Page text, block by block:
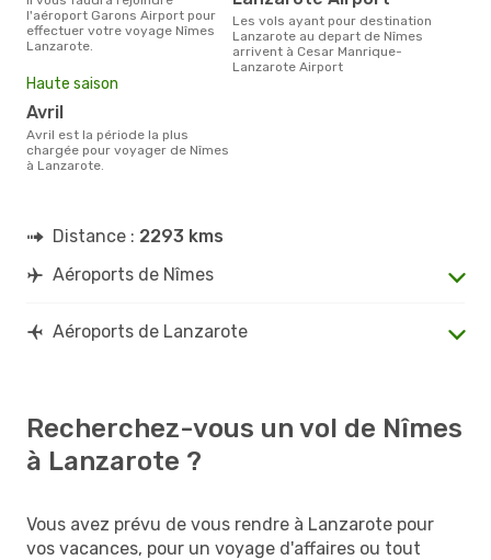
l'aéroport Garons Airport pour
effectuer votre voyage Nîmes
Lanzarote.
Les vols ayant pour destination
Lanzarote au depart de Nîmes
arrivent à Cesar Manrique-
Lanzarote Airport
Haute saison
avril
avril est la période la plus
chargée pour voyager de Nîmes
à Lanzarote.
Distance : 2293 kms
Aéroports de Nîmes
Aéroports de Lanzarote
Recherchez-vous un vol de Nîmes
à Lanzarote ?
Vous avez prévu de vous rendre à Lanzarote pour
vos vacances, pour un voyage d'affaires ou tout